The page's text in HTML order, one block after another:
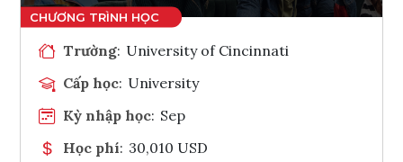
Trường: University of Cincinnati
Cấp học: University
Kỳ nhập học: Sep
Học phí: 30,010 USD